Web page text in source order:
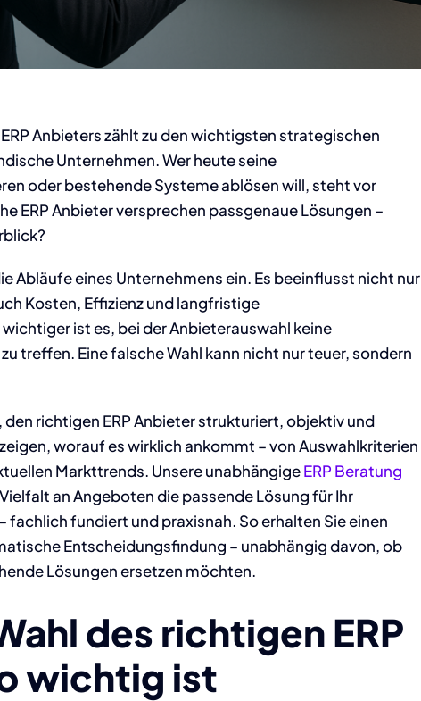
Anbieters zählt zu den wichtigsten strategischen
Unternehmen. Wer heute seine
oder bestehende Systeme ablösen will, steht vor
ERP Anbieter versprechen passgenaue Lösungen –
Abläufe eines Unternehmens ein. Es beeinflusst nicht nur
Kosten, Effizienz und langfristige
ist es, bei der Anbieterauswahl keine
treffen. Eine falsche Wahl kann nicht nur teuer, sondern
richtigen ERP Anbieter strukturiert, objektiv und
worauf es wirklich ankommt – von Auswahlkriterien
Markttrends. Unsere unabhängigeERP Beratung
an Angeboten die passende Lösung für Ihr
fachlich fundiert und praxisnah. So erhalten Sie einen
Entscheidungsfindung – unabhängig davon, ob
Lösungen ersetzen möchten.
des richtigen ERP
wichtig ist